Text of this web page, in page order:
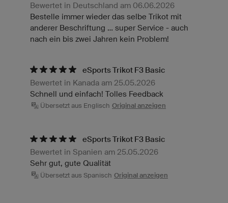
Bewertet in Deutschland am 06.06.2026
Bestelle immer wieder das selbe Trikot mit
anderer Beschriftung ... super Service - auch
nach ein bis zwei Jahren kein Problem!
eSports Trikot F3 Basic
Bewertet in Kanada am 25.05.2026
Schnell und einfach! Tolles Feedback
Übersetzt aus Englisch Original anzeigen
eSports Trikot F3 Basic
Bewertet in Spanien am 25.05.2026
Sehr gut, gute Qualität
Übersetzt aus Spanisch Original anzeigen